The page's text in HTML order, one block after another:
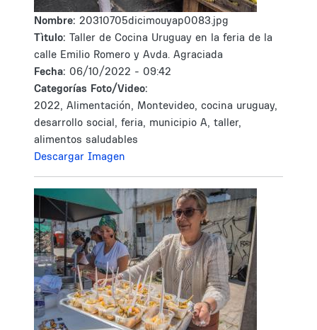
Nombre: 20310705dicimouyap0083.jpg
Tìtulo: Taller de Cocina Uruguay en la feria de la
calle Emilio Romero y Avda. Agraciada
Fecha: 06/10/2022 - 09:42
Categorías Foto/Video:
2022, Alimentación, Montevideo, cocina uruguay,
desarrollo social, feria, municipio A, taller,
alimentos saludables
Descargar Imagen